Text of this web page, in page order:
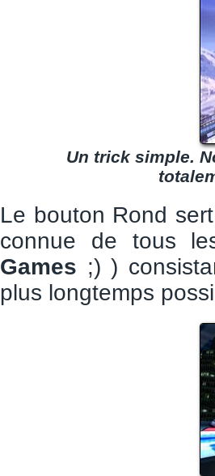
Un trick simple.
Le bouton Rond
connue de tous
Games ;) )
plus longtemps